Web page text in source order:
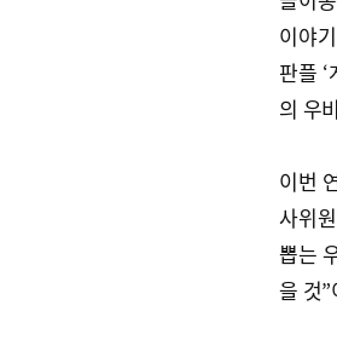
이야
판플
의 우
이번
사위
뽑는
을 것